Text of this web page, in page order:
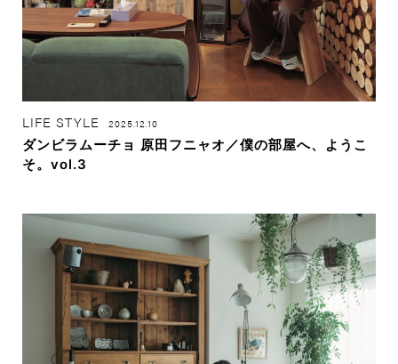
LIFE STYLE 2025.12.10
ダンビラムーチョ 原田フニャオ／僕の部屋へ、ようこ
そ。vol.3